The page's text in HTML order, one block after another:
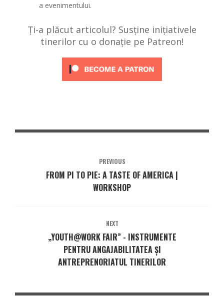
a evenimentului.
Ți-a plăcut articolul? Susține inițiativele
tinerilor cu o donație pe Patreon!
PREVIOUS
FROM PI TO PIE: A TASTE OF AMERICA |
WORKSHOP
NEXT
„YOUTH@WORK FAIR” - INSTRUMENTE
PENTRU ANGAJABILITATEA ȘI
ANTREPRENORIATUL TINERILOR